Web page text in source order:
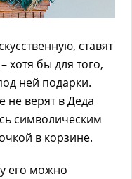
ставят
хотя бы для того,
ней подарки.
не верят в Деда
символическим
в корзине.
его можно